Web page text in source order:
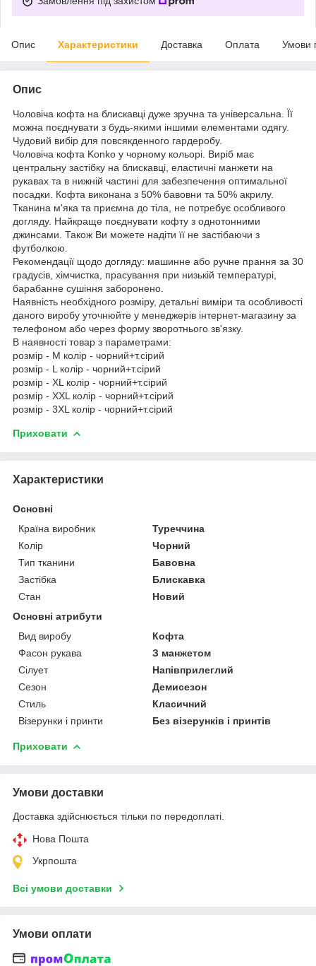
Опис Характеристики Доставка Оплата Умови
Опис
Чоловіча кофта на блискавці дуже зручна та універсальна. Її
можна поєднувати з будь-якими іншими елементами одягу.
Чудовий вибір для повсякденного гардеробу.
Чоловіча кофта Konko у чорному кольорі. Виріб має
центральну застібку на блискавці, еластичні манжети на
рукавах та в нижній частині для забезпечення оптимальної
посадки. Кофта виконана з 50% бавовни та 50% акрилу.
Тканина м'яка та приємна до тіла, не потребує особливого
догляду. Найкраще поєднувати кофту з однотонними
джинсами. Також Ви можете надіти її не застібаючи з
футболкою.
Рекомендації щодо догляду: машинне або ручне прання за 30
градусів, хімчистка, прасування при низькій температурі,
барабанне сушіння заборонено.
Наявність необхідного розміру, детальні виміри та особливості
даного виробу уточнюйте у менеджерів інтернет-магазину за
телефоном або через форму зворотнього зв'язку.
В наявності товар з параметрами:
розмір - M колір - чорний+т.сірий
розмір - L колір - чорний+т.сірий
розмір - XL колір - чорний+т.сірий
розмір - XXL колір - чорний+т.сірий
розмір - 3XL колір - чорний+т.сірий
Приховати
Характеристики
Основні
Країна виробник
Туреччина
Колір
Чорний
Тип тканини
Бавовна
Застібка
Блискавка
Стан
Новий
Основні атрибути
Вид виробу
Кофта
Фасон рукава
З манжетом
Сілует
Напівприлеглий
Сезон
Демисезон
Стиль
Класичний
Візерунки і принти
Без візерунків і принтів
Приховати
Умови доставки
Доставка здійснюється тільки по передоплаті.
Нова Пошта
Укрпошта
Всі умови доставки
Умови оплати